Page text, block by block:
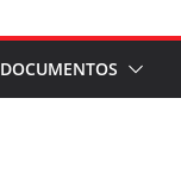
DOCUMENTOS